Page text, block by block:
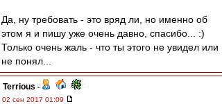
Да, ну требовать - это вряд ли, но именно об
этом я и пишу уже очень давно, спасибо... :)
Только очень жаль - что ты этого не увидел или
не понял...
Terrious -
02 сен 2017 01:09